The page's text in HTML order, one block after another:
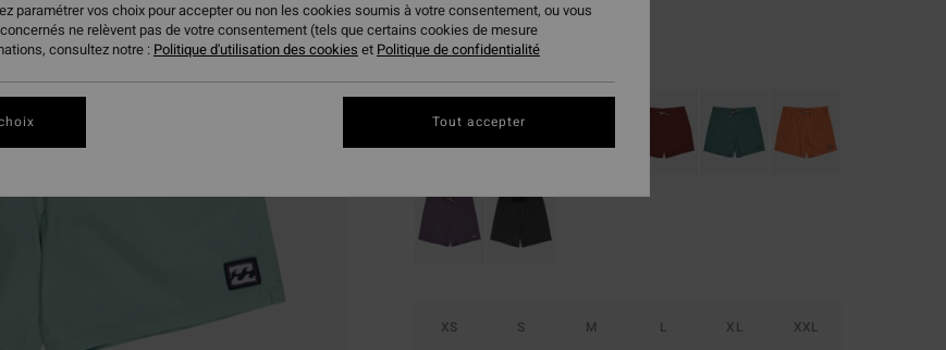
CouleurBlue Surf
XS S M L XL XXL
paramétrer vos choix pour accepter ou non les cookies soumis à votre consentement, ou vous
ne relèvent pas de votre consentement (tels que certains cookies de mesure
consultez notre : Politique d'utilisation des cookies et Politique de confidentialité
Tout accepter